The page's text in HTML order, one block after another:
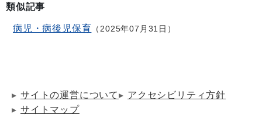
類似記事
病児・病後児保育 2025年07月31日
サイトの運営について
アクセシビリティ方針
サイトマップ